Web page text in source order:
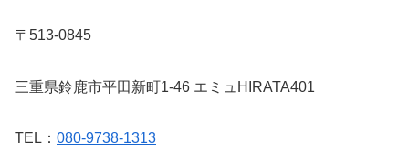
〒513-0845
三重県鈴鹿市平田新町1-46 エミュHIRATA401
TEL： 080-9738-1313